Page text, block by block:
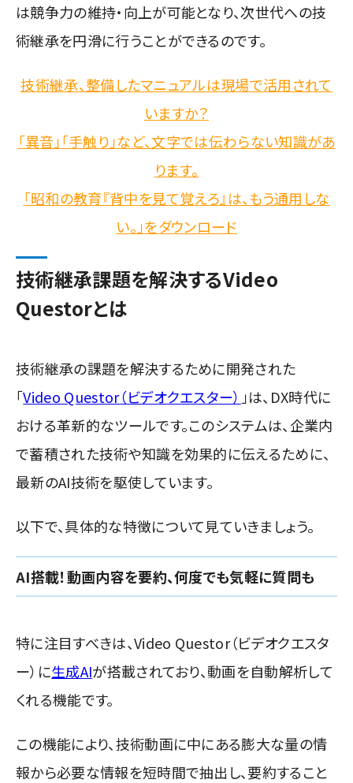
は競争力の維持・向上が可能となり、次世代への技
術継承を円滑に行うことができるのです。
技術継承、整備したマニュアルは現場で活用されて
いますか？
「異音」「手触り」など、文字では伝わらない知識があ
ります。
「昭和の教育『背中を見て覚えろ』は、もう通用しな
い。」をダウンロード
技術継承課題を解決するVideo
Questorとは
技術継承の課題を解決するために開発された
「Video Questor（ビデオクエスター） 」は、DX時代に
おける革新的なツールです。このシステムは、企業内
で蓄積された技術や知識を効果的に伝えるために、
最新のAI技術を駆使しています。
以下で、具体的な特徴について見ていきましょう。
AI搭載！動画内容を要約、何度でも気軽に質問も
特に注目すべきは、Video Questor（ビデオクエスタ
ー）に生成AIが搭載されており、動画を自動解析して
くれる機能です。
この機能により、技術動画に中にある膨大な量の情
報から必要な情報を短時間で抽出し、要約すること